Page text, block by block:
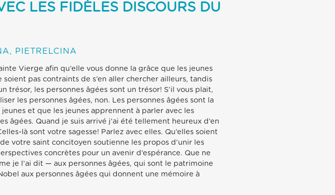
LES FIDÈLES DISCOURS DU
PIETRELCINA
Vierge afin qu’elle vous donne la grâce que les jeunes
pas contraints de s’en aller chercher ailleurs, tandis
trésor, les personnes âgées sont un trésor! S’il vous plait,
les personnes âgées, non. Les personnes âgées sont la
et que les jeunes apprennent à parler avec les
âgées. Quand je suis arrivé j’ai été tellement heureux d’en
là sont votre sagesse! Parlez avec elles. Qu’elles soient
votre saint concitoyen soutienne les propos d’unir les
concrètes pour un avenir d’espérance. Que ne
je l’ai dit — aux personnes âgées, qui sont le patrimoine
aux personnes âgées qui donnent une mémoire à